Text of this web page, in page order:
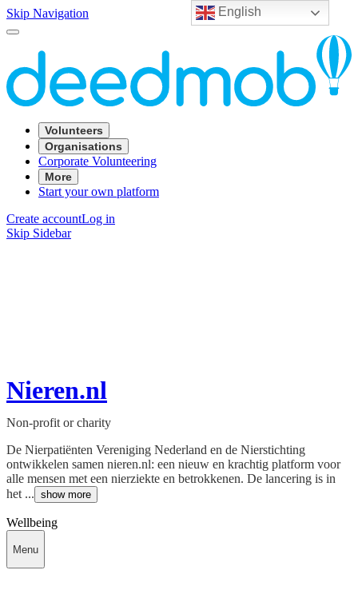
English
Skip Navigation
Volunteers
Organisations
Corporate Volunteering
More
Start your own platform
Create accountLog in
Skip Sidebar
Nieren.nl
Non-profit or charity
De Nierpatiënten Vereniging Nederland en de Nierstichting
ontwikkelen samen nieren.nl: een nieuw en krachtig platform voor
alle mensen met een nierziekte en betrokkenen. De lancering is in
het ... show more
Wellbeing
Menu